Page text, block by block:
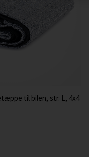
til bilen, str. L, 4x4